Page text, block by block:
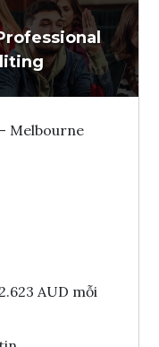
Interlink
Melbourne
AUD mỗi